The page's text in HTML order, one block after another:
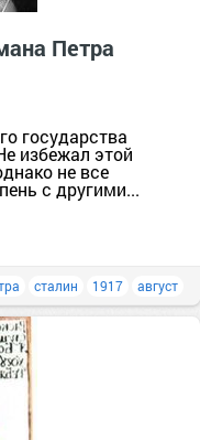
Петра
государства
избежал этой
не все
с другими...
сталин 1917 август